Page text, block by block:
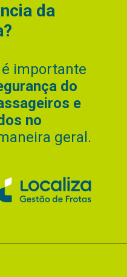
da
importante
do
e
no
geral.